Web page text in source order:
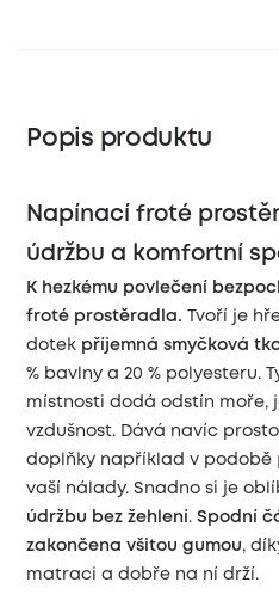
Popis produktu
Napínací froté
údržbu a komfortní
K hezkému povlečení
froté prostěradla.Tvoří je
dotek příjemná smyčková
% bavlny a 20 % polyesteru.
místnosti dodá odstín moře,
vzdušnost. Dává navíc
doplňky například v podobě
vaší nálady. Snadno si je
údržbu bez žehlení. Spodní
zakončena všitou gumou,
matraci a dobře na ní drží.